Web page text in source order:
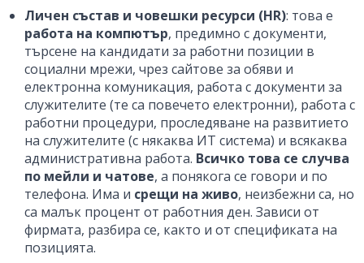
Личен състав и човешки ресурси (HR): това е
работа на компютър, предимно с документи,
търсене на кандидати за работни позиции в
социални мрежи, чрез сайтове за обяви и
електронна комуникация, работа с документи за
служителите (те са повечето електронни), работа с
работни процедури, проследяване на развитието
на служителите (с някаква ИТ система) и всякаква
административна работа. Всичко това се случва
по мейли и чатове, а понякога се говори и по
телефона. Има и срещи на живо, неизбежни са, но
са малък процент от работния ден. Зависи от
фирмата, разбира се, както и от спецификата на
позицията.